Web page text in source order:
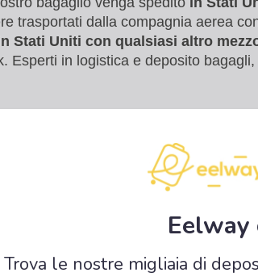
trasportati dalla compagnia aerea
Stati Uniti con qualsiasi altro
Esperti in logistica e deposito
Eelway
Trova le nostre migliaia di